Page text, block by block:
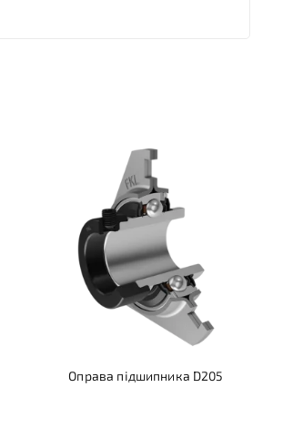
Оправа підшипника D205